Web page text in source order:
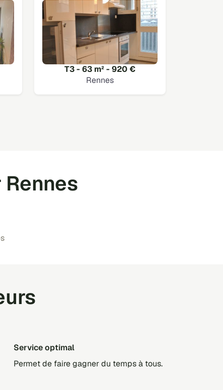
T3 - 63 m² - 920 €
Rennes
Service optimal
Permet de faire gagner du temps à tous.